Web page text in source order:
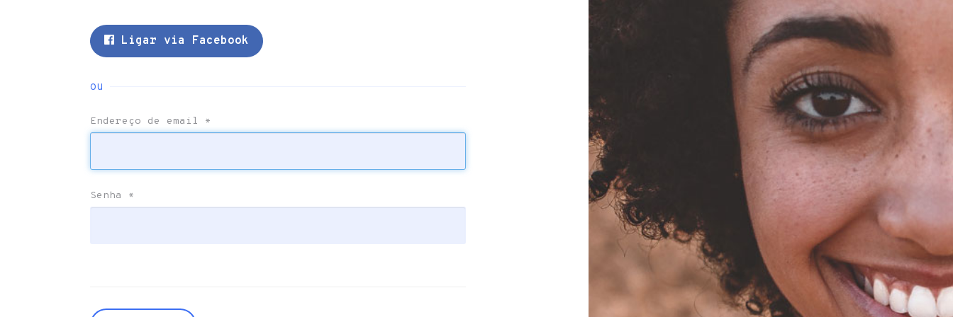
Ligar via Facebook
ou
Endereço de email *
Senha *